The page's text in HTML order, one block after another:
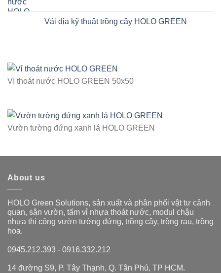
160.000 ₫.là:
Vải địa kỹ thuật trồng cây HOLO GREEN
VI thoát nước HOLO GREEN 50x50
Vườn tường đứng xanh lá HOLO GREEN
About us
HOLO Green Solutions, sản xuất và phân phối vật tư cảnh
quan, sân vườn, tấm vỉ nhựa thoát nước, modul chậu
nhựa thi công vườn tường đứng, trồng cây, trồng rau, trồng
hoa.
0945.212.393 - 0916.332.212
14 đường S9, P. Tây Thạnh, Q. Tân Phú, TP HCM.